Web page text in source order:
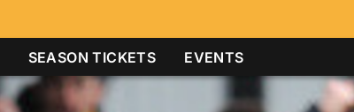
SEASON TICKETS EVENTS